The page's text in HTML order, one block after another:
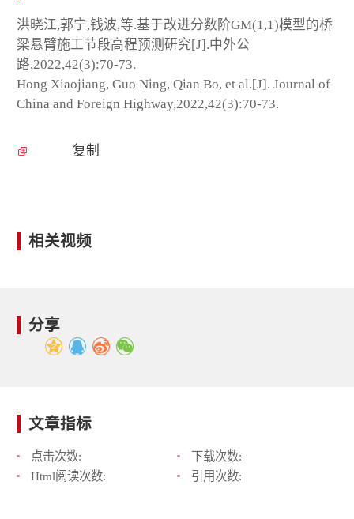
洪晓江,郭宁,钱波,等.基于改进分数阶GM(1,1)模型的桥
梁悬臂施工节段高程预测研究[J].中外公
路,2022,42(3):70-73.
Hong Xiaojiang, Guo Ning, Qian Bo, et al.[J]. Journal of
China and Foreign Highway,2022,42(3):70-73.
复制
相关视频
分享
文章指标
点击次数:
下载次数:
Html阅读次数:
引用次数: